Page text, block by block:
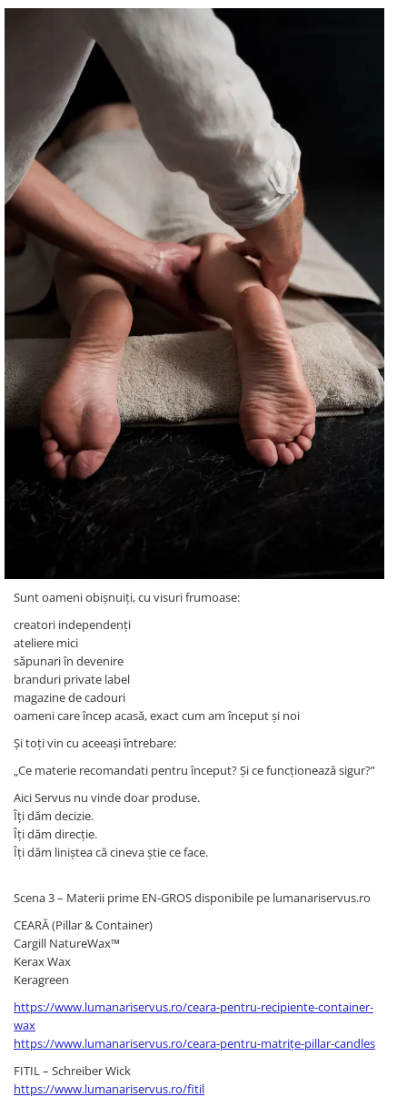
Sunt oameni obișnuiți, cu visuri frumoase:
creatori independenți
ateliere mici
săpunari în devenire
branduri private label
magazine de cadouri
oameni care încep acasă, exact cum am început și noi
Și toți vin cu aceeași întrebare:
„Ce materie recomandati pentru început? Și ce funcționează sigur?”
Aici Servus nu vinde doar produse.
Îți dăm decizie.
Îți dăm direcție.
Îți dăm liniștea că cineva știe ce face.
Scena 3 – Materii prime EN-GROS disponibile pe lumanariservus.ro
CEARĂ (Pillar & Container)
Cargill NatureWax™
Kerax Wax
Keragreen
https://www.lumanariservus.ro/ceara-pentru-recipiente-container-
wax
https://www.lumanariservus.ro/ceara-pentru-matrițe-pillar-candles
FITIL – Schreiber Wick
https://www.lumanariservus.ro/fitil